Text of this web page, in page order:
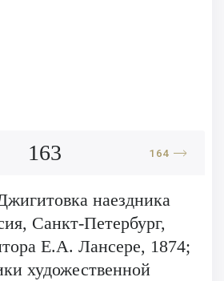
163 164
наездника
Санкт-Петербург,
Е.А. Лансере, 1874;
художественной